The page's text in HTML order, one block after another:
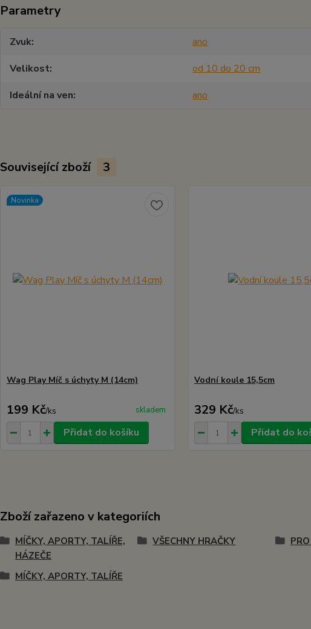
Parametry
Zvuk
ano
Velikost
od 10 do 20 cm
Ideální na ven
ano
Související zboží 3
Novinka
Wag Play Míč s úchyty M (14cm)
199 Kč/ks skladem
Přidat do košíku
Vodní koule 15,5cm
329 Kč/ks
Přidat do
Zboží zařazeno v kategoriích
MÍČKY, APORTY, TALÍŘE,
HÁZEČE
VŠECHNY HRAČKY
MÍČKY, APORTY, TALÍŘE